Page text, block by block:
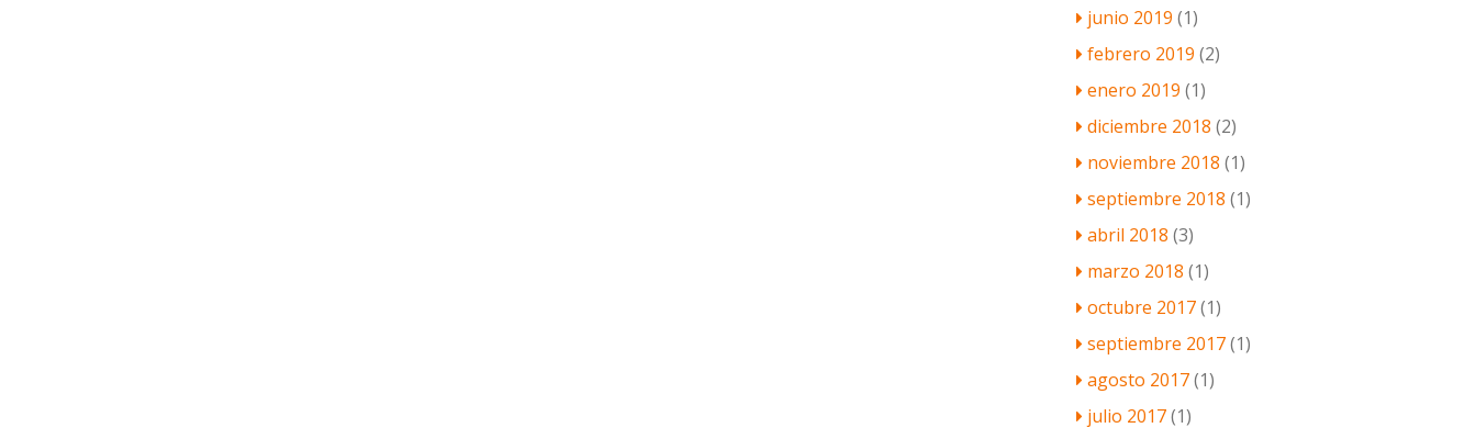
junio 2019 (1)
febrero 2019 (2)
enero 2019 (1)
diciembre 2018 (2)
noviembre 2018 (1)
septiembre 2018 (1)
abril 2018 (3)
marzo 2018 (1)
octubre 2017(1)
septiembre 2017(1)
agosto 2017(1)
julio 2017(1)